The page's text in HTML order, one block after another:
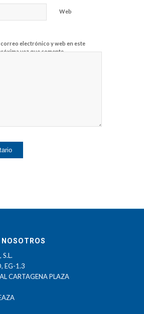
Web
electrónico y web en este
vez que comente.
S.L.
EG-1.3
CARTAGENA PLAZA